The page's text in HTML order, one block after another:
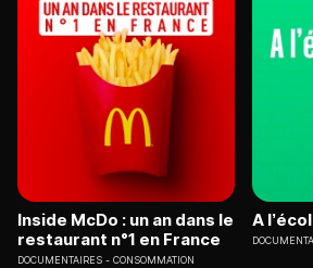
Inside McDo : un an dans le
restaurant n°1 en France
DOCUMENTAIRES CONSOMMATION
A